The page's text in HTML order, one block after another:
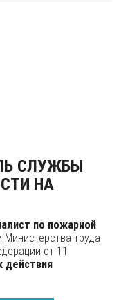
СЛУЖБЫ
НА
по пожарной
труда
от 11
действия